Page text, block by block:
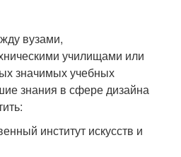
вузами,
училищами или
значимых учебных
знания в сфере дизайна
институт искусств и